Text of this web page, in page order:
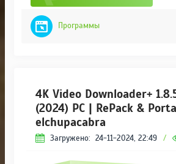
Программы
4K Video Downloader+
(2024) PC | RePack &
elchupacabra
Загружено: 24-11-2024, 22:49 /